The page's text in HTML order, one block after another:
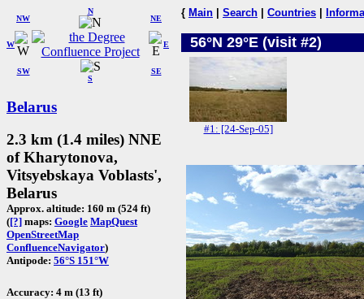
W
NW
N
NE
SW
S
SE
E
Belarus
2.3 km (1.4 miles) NNE
of Kharytonova,
Vitsyebskaya Voblasts',
Belarus
Approx. altitude: 160 m (524 ft)
([?] maps: Google MapQuest
OpenStreetMap
ConfluenceNavigator)
Antipode: 56°S 151°W
Accuracy: 4 m (13 ft)
{ Main Search Countries
56°N 29°E (visit #2)
#1: [24-Sep-05]